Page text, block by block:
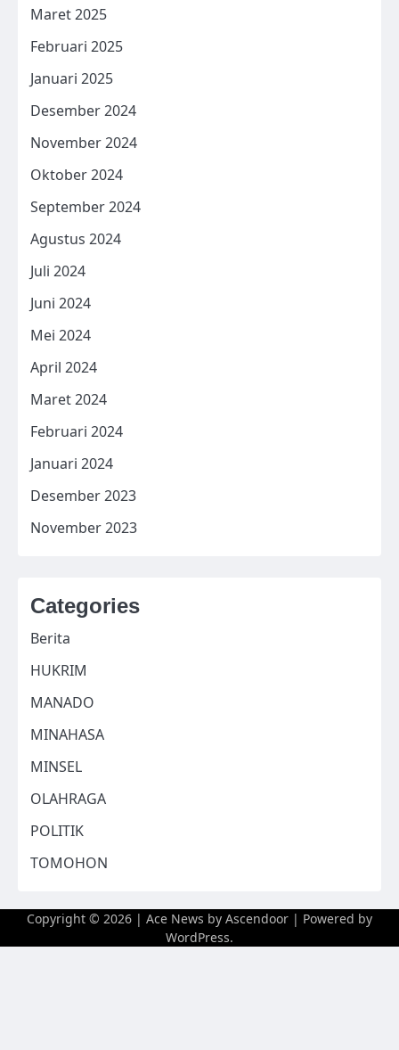
Maret 2025
Februari 2025
Januari 2025
Desember 2024
November 2024
Oktober 2024
September 2024
Agustus 2024
Juli 2024
Juni 2024
Mei 2024
April 2024
Maret 2024
Februari 2024
Januari 2024
Desember 2023
November 2023
Categories
Berita
HUKRIM
MANADO
MINAHASA
MINSEL
OLAHRAGA
POLITIK
TOMOHON
Copyright © 2026 | Ace News by Ascendoor | Powered by
WordPress.